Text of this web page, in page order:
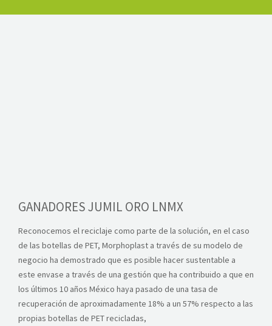
GANADORES JUMIL ORO LNMX
Reconocemos el reciclaje como parte de la solución, en el caso
de las botellas de PET, Morphoplast a través de su modelo de
negocio ha demostrado que es posible hacer sustentable a
este envase a través de una gestión que ha contribuido a que en
los últimos 10 años México haya pasado de una tasa de
recuperación de aproximadamente 18% a un 57% respecto a las
propias botellas de PET recicladas,